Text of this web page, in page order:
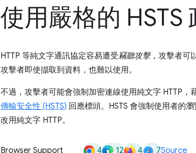
使用嚴格的 HSTS
HTTP 等純文字通訊協定容易遭受竊聽攻擊，攻擊者可
攻擊者即使擷取到資料，也難以使用。
不過，攻擊者可能會強制加密連線使用純文字 HTTP，
傳輸安全性 (HSTS) 回應標頭。HSTS 會強制使用者的
改用純文字 HTTP。
Browser Support 4 12 4 7Source